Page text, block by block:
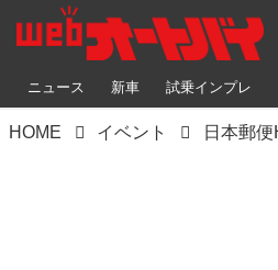
ニュース 新車 試乗インプレ
HOME イベント